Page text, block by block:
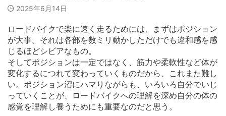
2025年6月14日
ロードバイクで楽に速く走るためには、まずはポジション
が大事。それは各部を数ミリ動かしただけでも違和感を感
じるほどシビアなもの。
そしてポジションは一定ではなく、筋力や柔軟性など体が
変化するにつれて変わっていくものだから、これまた難し
い。ポジション沼にハマりながらも、いろいろ自分でいじ
っていくことが、ロードバイクへの理解を深め自分の体の
感覚を理解し養うためにも重要なのだと思う。